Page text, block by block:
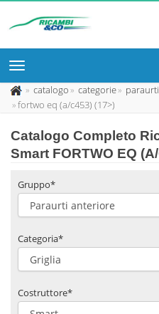
catalogo categorie
fortwo eq (a/c453) (17>)
Catalogo Completo
Smart FORTWO EQ
Gruppo*
Categoria*
Costruttore*